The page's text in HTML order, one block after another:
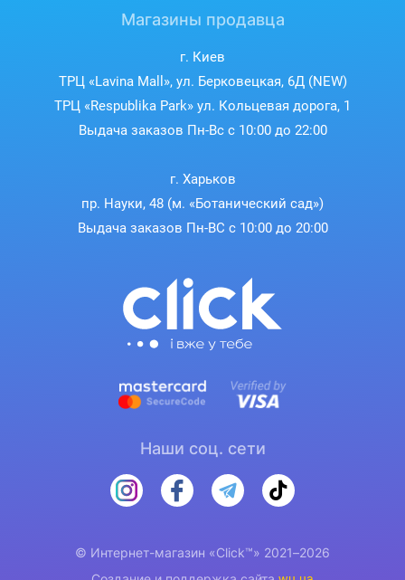
Магазины продавца
г. Киев
ТРЦ «Lavina Mall», ул. Берковецкая, 6Д (NEW)
ТРЦ «Respublika Park» ул. Кольцевая дорога, 1
Выдача заказов Пн-Вс с 10:00 до 22:00
г. Харьков
пр. Науки, 48 (м. «Ботанический сад»)
Выдача заказов Пн-ВС с 10:00 до 20:00
Наши соц. сети
© Интернет-магазин «Click™» 2021–2026